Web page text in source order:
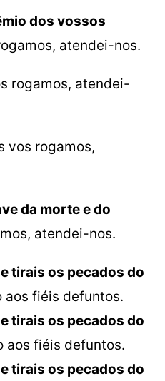
dos vossos
atendei-nos.
rogamos, atendei-
vos rogamos,
da morte e do
atendei-nos.
tirais os pecados do
aos fiéis defuntos.
tirais os pecados do
aos fiéis defuntos.
tirais os pecados do